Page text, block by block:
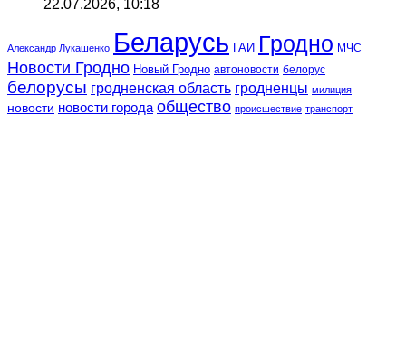
22.07.2026, 10:18
Александр Лукашенко Беларусь ГАИ Гродно МЧС
Новости Гродно Новый Гродно автоновости белорус
белорусы гродненская область гродненцы милиция
новости новости города общество происшествие транспорт